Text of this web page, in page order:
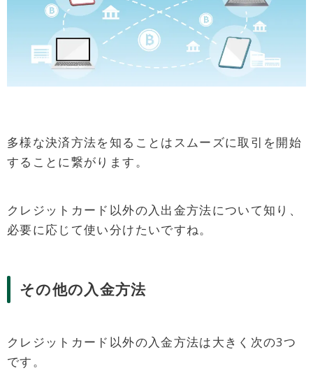
多様な決済方法を知ることはスムーズに取引を開始
することに繋がります。
クレジットカード以外の入出金方法について知り、
必要に応じて使い分けたいですね。
その他の入金方法
クレジットカード以外の入金方法は大きく次の3つ
です。